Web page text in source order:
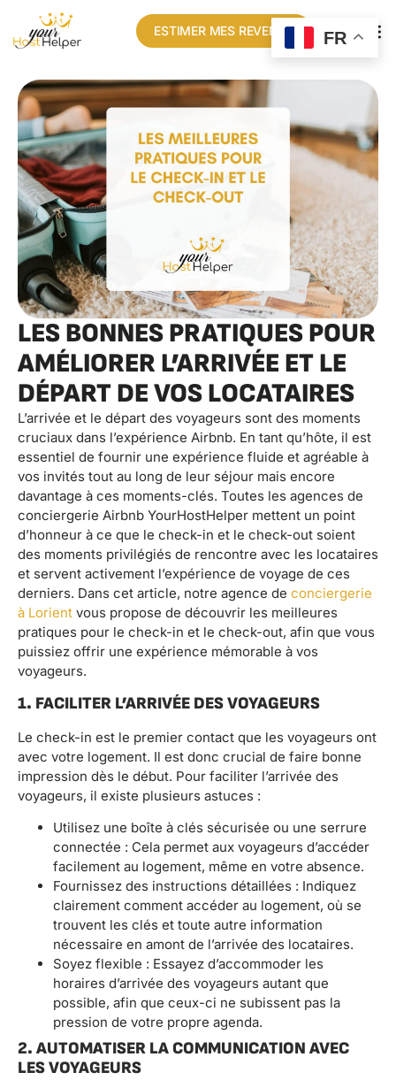
ESTIMER MES REVENUS
LES BONNES PRATIQUES POUR
AMÉLIORER L’ARRIVÉE ET LE
DÉPART DE VOS LOCATAIRES
L’arrivée et le départ des voyageurs sont des moments
cruciaux dans l’expérience Airbnb. En tant qu’hôte, il est
essentiel de fournir une expérience fluide et agréable à
vos invités tout au long de leur séjour mais encore
davantage à ces moments-clés. Toutes les agences de
conciergerie Airbnb YourHostHelper mettent un point
d’honneur à ce que le check-in et le check-out soient
des moments privilégiés de rencontre avec les locataires
et servent activement l’expérience de voyage de ces
derniers. Dans cet article, notre agence de conciergerie
à Lorient vous propose de découvrir les meilleures
pratiques pour le check-in et le check-out, afin que vous
puissiez offrir une expérience mémorable à vos
voyageurs.
1. FACILITER L’ARRIVÉE DES VOYAGEURS
Le check-in est le premier contact que les voyageurs ont
avec votre logement. Il est donc crucial de faire bonne
impression dès le début. Pour faciliter l’arrivée des
voyageurs, il existe plusieurs astuces :
Utilisez une boîte à clés sécurisée ou une serrure
connectée : Cela permet aux voyageurs d’accéder
facilement au logement, même en votre absence.
Fournissez des instructions détaillées : Indiquez
clairement comment accéder au logement, où se
trouvent les clés et toute autre information
nécessaire en amont de l’arrivée des locataires.
Soyez flexible : Essayez d’accommoder les
horaires d’arrivée des voyageurs autant que
possible, afin que ceux-ci ne subissent pas la
pression de votre propre agenda.
2. AUTOMATISER LA COMMUNICATION AVEC
LES VOYAGEURS
FR